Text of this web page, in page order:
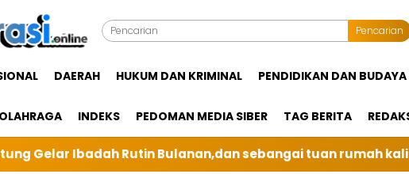
Pencarian
DAERAH HUKUM DAN KRIMINAL PENDIDIKAN DAN BUDAYA
OLAHRAGA INDEKS PEDOMAN MEDIA SIBER TAG BERITA
sebangai tuan rumah kali ini BRI Unit Silindung